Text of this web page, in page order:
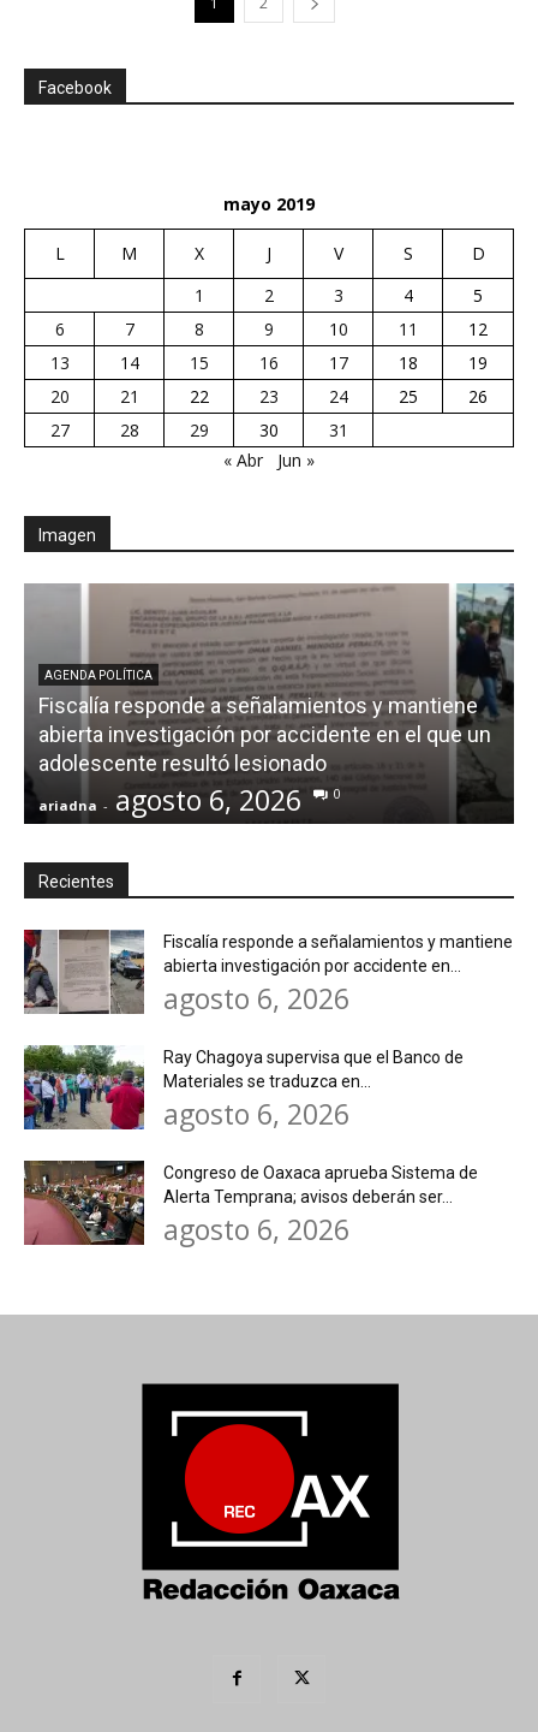
Facebook
mayo 2019
L M X J V S
D
1
2 3 4
5
6
7 8 9 10 11
12
13
14 15 16 17 18
19
20
21 22 23 24 25
26
27
28 29 30
31
« Abr
Jun »
Imagen
AGENDA POLÍTICA
Fiscalía responde a señalamientos y mantiene
abierta investigación por accidente en el que un
adolescente resultó lesionado
ariadna - agosto 6, 2026 0
Recientes
Fiscalía responde a señalamientos y mantiene
abierta investigación por accidente en...
agosto 6, 2026
Ray Chagoya supervisa que el Banco de
Materiales se traduzca en...
agosto 6, 2026
Congreso de Oaxaca aprueba Sistema de
Alerta Temprana; avisos deberán ser...
agosto 6, 2026